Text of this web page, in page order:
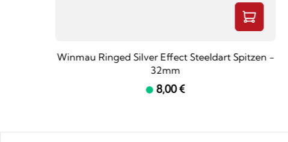
Winmau Ringed Silver Effect Steeldart Spitzen -
32mm
8,00 €